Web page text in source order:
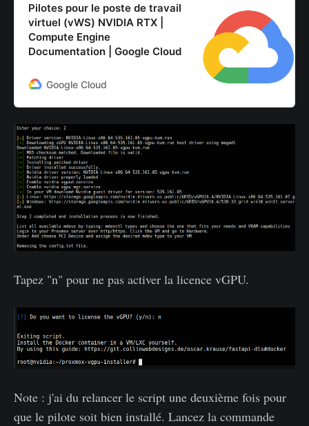
Pilotes pour le poste de travail
virtuel (vWS) NVIDIA RTX |
Compute Engine
Documentation | Google Cloud
Google Cloud
Tapez "n" pour ne pas activer la licence vGPU.
Note : j'ai du relancer le script une deuxième fois pour
que le pilote soit bien installé. Lancez la commande